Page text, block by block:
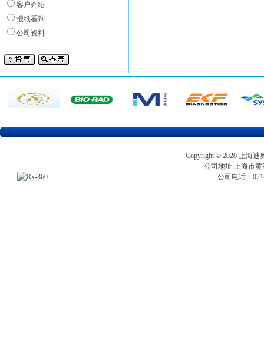
客户介绍
报纸看到
公司资料
Copyright © 2020 上海
公司地址:上海市黄
公司电话：